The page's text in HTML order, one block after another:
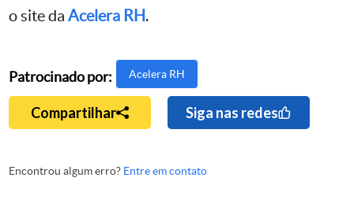
o site da Acelera RH.
Patrocinado por: Acelera RH
Compartilhar Siga nas redes
Encontrou algum erro? Entre em contato